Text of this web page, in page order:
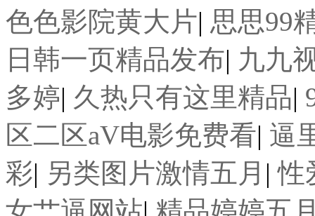
色色影院黄大片| 思思99
日韩一页精品发布| 九九
多婷| 久热只有这里精品|
区二区aV电影免费看| 逼
彩| 另类图片激情五月 |性